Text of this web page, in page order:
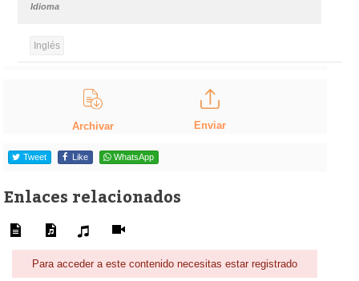
Idioma
Inglés
Archivar Enviar
Tweet Like WhatsApp
Enlaces relacionados
Para acceder a este contenido necesitas estar registrado